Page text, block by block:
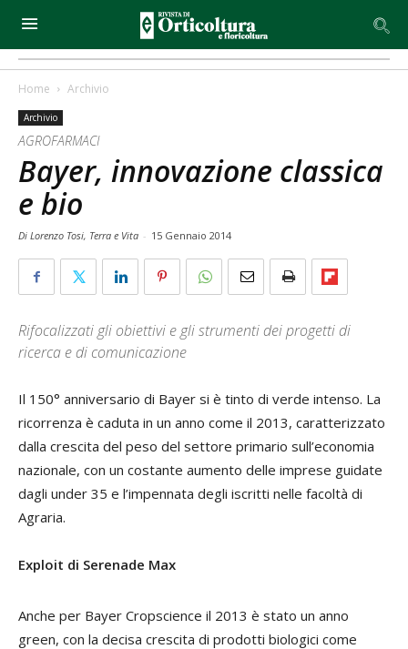
Home Archivio
Archivio
AGROFARMACI
Bayer, innovazione classica
e bio
Di Lorenzo Tosi, Terra e Vita - 15 Gennaio 2014
Rifocalizzati gli obiettivi e gli strumenti dei progetti di
ricerca e di comunicazione
Il 150° anniversario di Bayer si è tinto di verde intenso. La
ricorrenza è caduta in un anno come il 2013, caratterizzato
dalla crescita del peso del settore primario sull’economia
nazionale, con un costante aumento delle imprese guidate
dagli under 35 e l’impennata degli iscritti nelle facoltà di
Agraria.
Exploit di Serenade Max
Anche per Bayer Cropscience il 2013 è stato un anno
green, con la decisa crescita di prodotti biologici come